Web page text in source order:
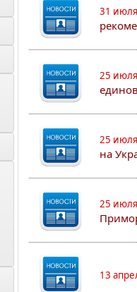
31
25
25
на
25
13